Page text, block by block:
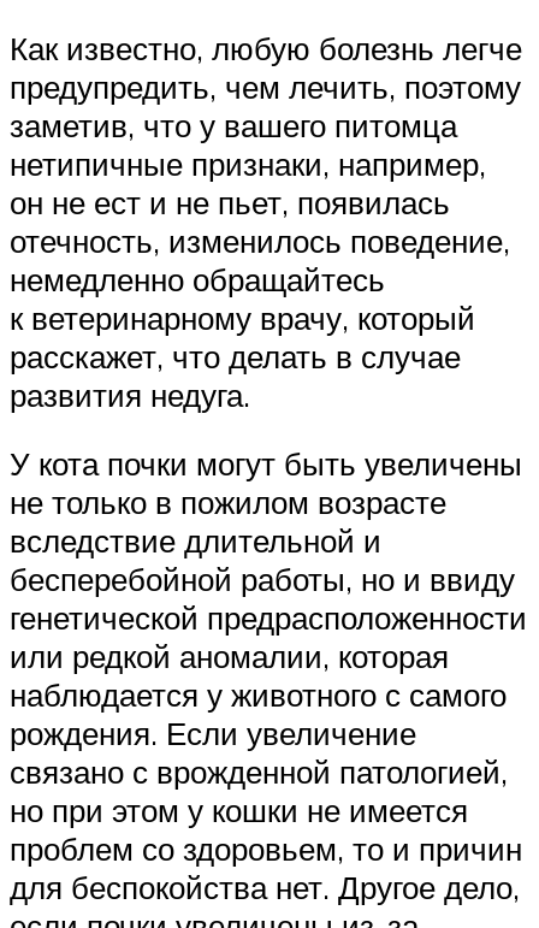
Как известно, любую болезнь легче
предупредить, чем лечить, поэтому
заметив, что у вашего питомца
нетипичные признаки, например,
он не ест и не пьет, появилась
отечность, изменилось поведение,
немедленно обращайтесь
к ветеринарному врачу, который
расскажет, что делать в случае
развития недуга.
У кота почки могут быть увеличены
не только в пожилом возрасте
вследствие длительной и
бесперебойной работы, но и ввиду
генетической предрасположенности
или редкой аномалии, которая
наблюдается у животного с самого
рождения. Если увеличение
связано с врожденной патологией,
но при этом у кошки не имеется
проблем со здоровьем, то и причин
для беспокойства нет. Другое дело,